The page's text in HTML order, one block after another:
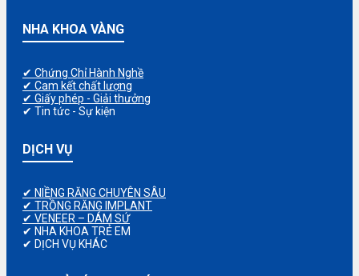
NHA KHOA VÀNG
✔ Chứng Chỉ Hành Nghề
✔ Cam kết chất lượng
✔ Giấy phép - Giải thưởng
✔ Tin tức - Sự kiện
DỊCH VỤ
✔ NIỀNG RĂNG CHUYÊN SÂU
✔ TRỒNG RĂNG IMPLANT
✔ VENEER – DÁM SỨ
✔ NHA KHOA TRẺ EM
✔ DỊCH VỤ KHÁC